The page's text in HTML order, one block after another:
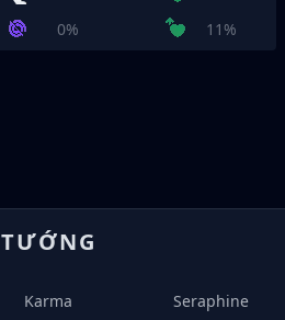
0% 11%
TƯỚNG
Karma Seraphine